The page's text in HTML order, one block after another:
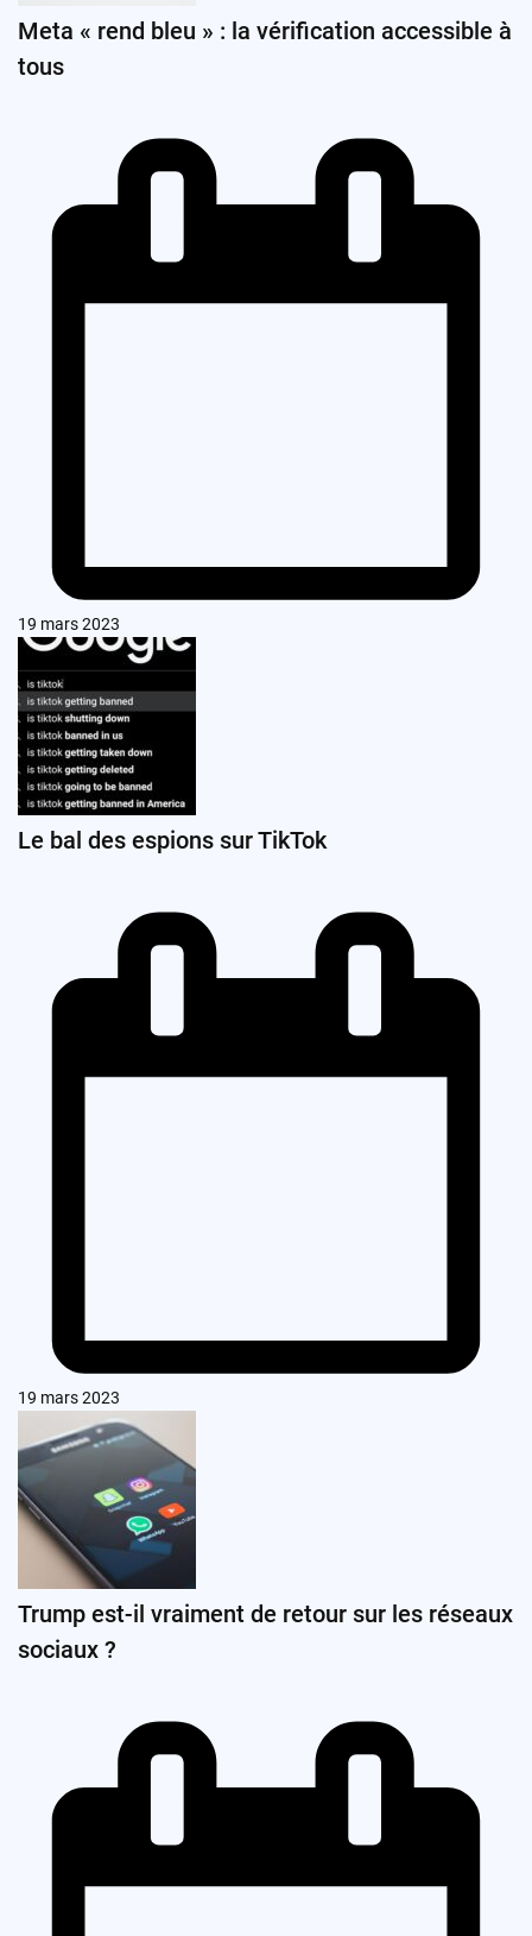
Meta « rend bleu » : la vérification accessible à
tous
19 mars 2023
Le bal des espions sur TikTok
19 mars 2023
Trump est-il vraiment de retour sur les réseaux
sociaux ?